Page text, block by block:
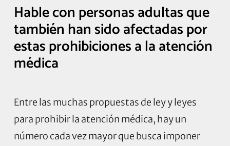
Hable con personas adultas que
también han sido afectadas por
estas prohibiciones a la atención
médica
Entre las muchas propuestas de ley y leyes
para prohibir la atención médica, hay un
número cada vez mayor que busca imponer